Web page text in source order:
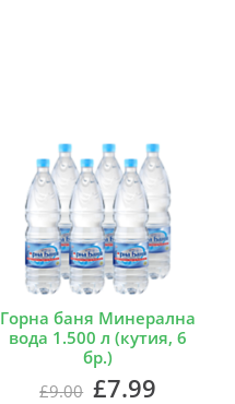
Горна баня Минерална
вода 1.500 л (кутия, 6
бр.)
£9.00 £7.99